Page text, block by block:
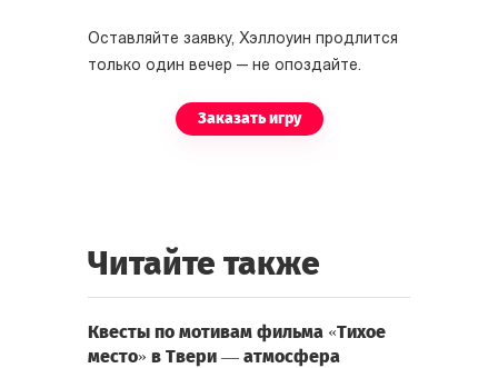
Оставляйте заявку, Хэллоуин продлится
только один вечер — не опоздайте.
Заказать игру
Читайте также
Квесты по мотивам фильма «Тихое
место» в Твери — атмосфера